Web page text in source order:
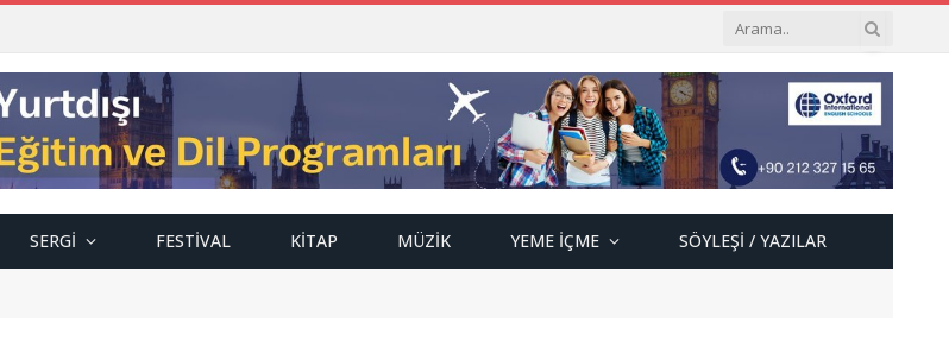
SERGI FESTIVAL KITAP MÜZIK YEME İÇME SÖYLEŞI / YAZILAR